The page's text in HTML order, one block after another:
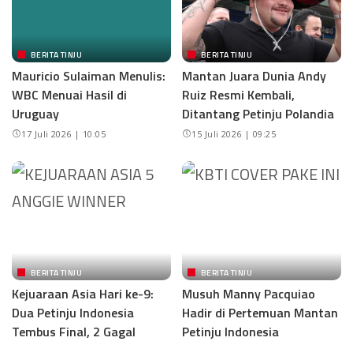
BERITA TINJU
Mauricio Sulaiman Menulis:
WBC Menuai Hasil di
Uruguay
17 Juli 2026 | 10:05
BERITA TINJU
Mantan Juara Dunia Andy
Ruiz Resmi Kembali,
Ditantang Petinju Polandia
15 Juli 2026 | 09:25
BERITA TINJU
Kejuaraan Asia Hari ke-9:
Dua Petinju Indonesia
Tembus Final, 2 Gagal
BERITA TINJU
Musuh Manny Pacquiao
Hadir di Pertemuan Mantan
Petinju Indonesia